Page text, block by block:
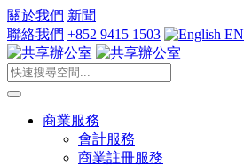
關於我們 新聞
聯絡我們 +852 9415 1503 EN
商業服務
會計服務
商業註冊服務